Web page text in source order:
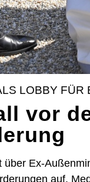
LOBBY FÜR
vor
über Ex-
auf.